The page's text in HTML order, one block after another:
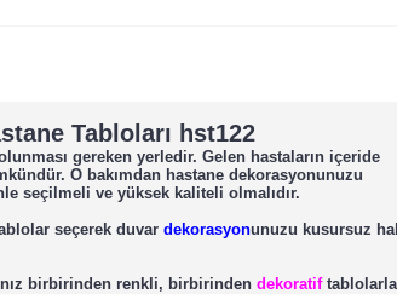
Tabloları hst122
gereken yerledir. Gelen hastaların içeride
O bakımdan hastane dekorasyonunuzu
seçilmeli ve yüksek kaliteli olmalıdır.
seçerek duvar dekorasyonunuzu kusursuz
birbirinden renkli, birbirinden dekoratiftablolarla